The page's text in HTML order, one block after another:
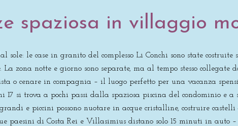
spaziosa in villaggio
sole: le case in granito del complesso Li Conchi sono state costruite
zona notte e giorno sono separate, ma al tempo stesso collegate
o cenare in compagnia – il luogo perfetto per una vacanza
17 si trova a pochi passi dalla spaziosa piscina del condominio e
e piccini possono nuotare in acque cristalline, costruire
paesini di Costa Rei e Villasimius distano solo 15 minuti in auto –